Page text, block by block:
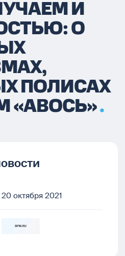
И
О
ПОЛИСАХ
«АВОСЬ»
20 октября 2021